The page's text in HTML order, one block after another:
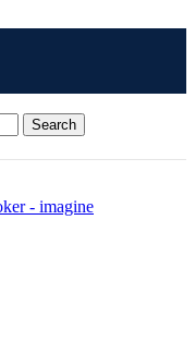
Search